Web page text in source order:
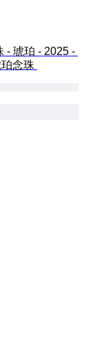
念珠